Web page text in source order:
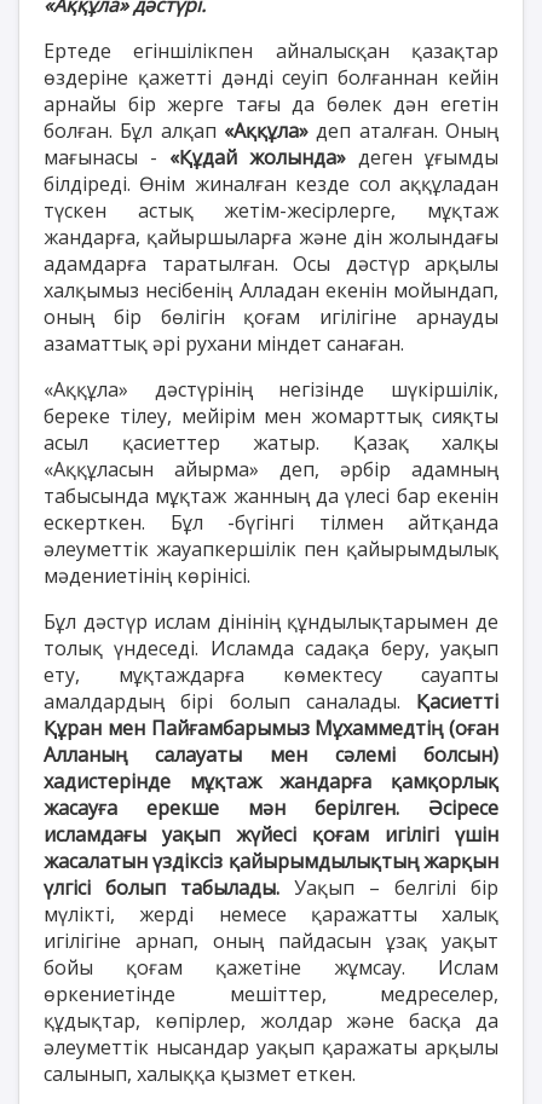
Ертеде егіншілікпен айналысқан қазақтар
өздеріне қажетті дәнді сеуіп болғаннан кейін
арнайы бір жерге тағы да бөлек дән егетін
болған. Бұл алқап «Аққұла» деп аталған. Оның
мағынасы - «Құдай жолында» деген ұғымды
білдіреді. Өнім жиналған кезде сол аққұладан
түскен астық жетім-жесірлерге, мұқтаж
жандарға, қайыршыларға және дін жолындағы
адамдарға таратылған. Осы дәстүр арқылы
халқымыз несібенің Алладан екенін мойындап,
оның бір бөлігін қоғам игілігіне арнауды
азаматтық әрі рухани міндет санаған.
«Аққұла» дәстүрінің негізінде шүкіршілік,
береке тілеу, мейірім мен жомарттық сияқты
асыл қасиеттер жатыр. Қазақ халқы
«Аққұласын айырма» деп, әрбір адамның
табысында мұқтаж жанның да үлесі бар екенін
ескерткен. Бұл -бүгінгі тілмен айтқанда
әлеуметтік жауапкершілік пен қайырымдылық
мәдениетінің көрінісі.
Бұл дәстүр ислам дінінің құндылықтарымен де
толық үндеседі. Исламда садақа беру, уақып
ету, мұқтаждарға көмектесу сауапты
амалдардың бірі болып саналады. Қасиетті
Құран мен Пайғамбарымыз Мұхаммедтің (оған
Алланың салауаты мен сәлемі болсын)
хадистерінде мұқтаж жандарға қамқорлық
жасауға ерекше мән берілген. Әсіресе
исламдағы уақып жүйесі қоғам игілігі үшін
жасалатын үздіксіз қайырымдылықтың жарқын
үлгісі болып табылады. Уақып – белгілі бір
мүлікті, жерді немесе қаражатты халық
игілігіне арнап, оның пайдасын ұзақ уақыт
бойы қоғам қажетіне жұмсау. Ислам
өркениетінде мешіттер, медреселер,
құдықтар, көпірлер, жолдар және басқа да
әлеуметтік нысандар уақып қаражаты арқылы
салынып, халыққа қызмет еткен.